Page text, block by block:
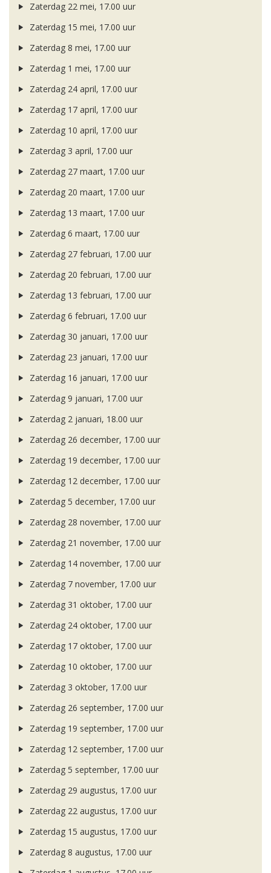
Zaterdag 22 mei, 17.00 uur
Zaterdag 15 mei, 17.00 uur
Zaterdag 8 mei, 17.00 uur
Zaterdag 1 mei, 17.00 uur
Zaterdag 24 april, 17.00 uur
Zaterdag 17 april, 17.00 uur
Zaterdag 10 april, 17.00 uur
Zaterdag 3 april, 17.00 uur
Zaterdag 27 maart, 17.00 uur
Zaterdag 20 maart, 17.00 uur
Zaterdag 13 maart, 17.00 uur
Zaterdag 6 maart, 17.00 uur
Zaterdag 27 februari, 17.00 uur
Zaterdag 20 februari, 17.00 uur
Zaterdag 13 februari, 17.00 uur
Zaterdag 6 februari, 17.00 uur
Zaterdag 30 januari, 17.00 uur
Zaterdag 23 januari, 17.00 uur
Zaterdag 16 januari, 17.00 uur
Zaterdag 9 januari, 17.00 uur
Zaterdag 2 januari, 18.00 uur
Zaterdag 26 december, 17.00 uur
Zaterdag 19 december, 17.00 uur
Zaterdag 12 december, 17.00 uur
Zaterdag 5 december, 17.00 uur
Zaterdag 28 november, 17.00 uur
Zaterdag 21 november, 17.00 uur
Zaterdag 14 november, 17.00 uur
Zaterdag 7 november, 17.00 uur
Zaterdag 31 oktober, 17.00 uur
Zaterdag 24 oktober, 17.00 uur
Zaterdag 17 oktober, 17.00 uur
Zaterdag 10 oktober, 17.00 uur
Zaterdag 3 oktober, 17.00 uur
Zaterdag 26 september, 17.00 uur
Zaterdag 19 september, 17.00 uur
Zaterdag 12 september, 17.00 uur
Zaterdag 5 september, 17.00 uur
Zaterdag 29 augustus, 17.00 uur
Zaterdag 22 augustus, 17.00 uur
Zaterdag 15 augustus, 17.00 uur
Zaterdag 8 augustus, 17.00 uur